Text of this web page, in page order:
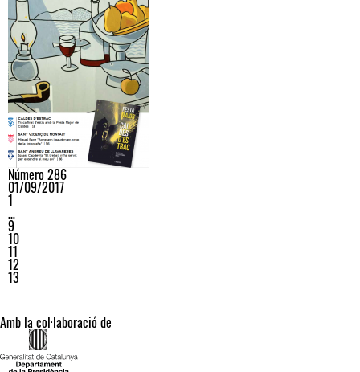
Número 286
01/09/2017
1
…
9
10
11
12
13
Amb la col·laboració de